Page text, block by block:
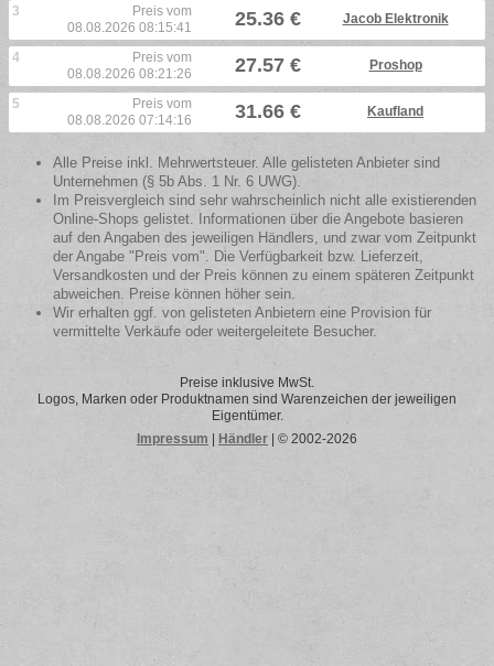
3
Preis vom
08.08.2026 08:15:41
25.36 € Jacob Elektronik
4
Preis vom
08.08.2026 08:21:26
27.57 € Proshop
5
Preis vom
08.08.2026 07:14:16
31.66 € Kaufland
Alle Preise inkl. Mehrwertsteuer. Alle gelisteten Anbieter sind
Unternehmen (§ 5b Abs. 1 Nr. 6 UWG).
Im Preisvergleich sind sehr wahrscheinlich nicht alle existierenden
Online-Shops gelistet. Informationen über die Angebote basieren
auf den Angaben des jeweiligen Händlers, und zwar vom Zeitpunkt
der Angabe "Preis vom". Die Verfügbarkeit bzw. Lieferzeit,
Versandkosten und der Preis können zu einem späteren Zeitpunkt
abweichen. Preise können höher sein.
Wir erhalten ggf. von gelisteten Anbietern eine Provision für
vermittelte Verkäufe oder weitergeleitete Besucher.
Preise inklusive MwSt.
Logos, Marken oder Produktnamen sind Warenzeichen der jeweiligen
Eigentümer.
Impressum
Händler | © 2002-2026